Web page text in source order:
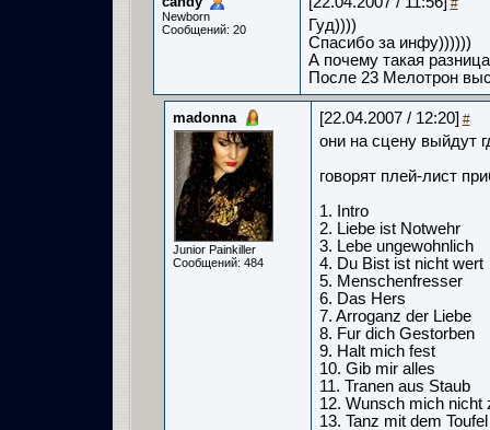
Newborn
Сообщений: 20
Гуд))))
Спасибо за инфу))))))
А почему такая
После 23 Мелотрон
madonna
Junior Painkiller
Сообщений: 484
[22.04.2007 / 12:20] #
они на сцену выйдут
говорят плей-лист
1. Intro
2. Liebe ist Notwehr
3. Lebe ungewohnlich
4. Du Bist ist nicht wert
5. Menschenfresser
6. Das Hers
7. Arroganz der Liebe
8. Fur dich Gestorben
9. Halt mich fest
10. Gib mir alles
11. Tranen aus Staub
12. Wunsch mich nicht
13. Tanz mit dem Toufel